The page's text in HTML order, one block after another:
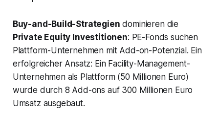
Buy-and-Build-Strategien dominieren die
Private Equity Investitionen: PE-Fonds suchen
Plattform-Unternehmen mit Add-on-Potenzial. Ein
erfolgreicher Ansatz: Ein Facility-Management-
Unternehmen als Plattform (50 Millionen Euro)
wurde durch 8 Add-ons auf 300 Millionen Euro
Umsatz ausgebaut.